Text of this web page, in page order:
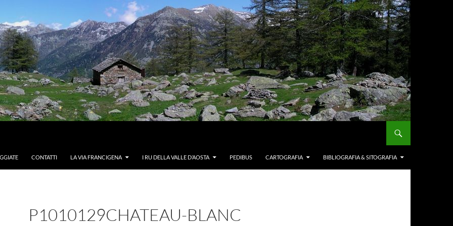
CONTATTI LA VIA FRANCIGENA I RU DELLA VALLE D’AOSTA PEDIBUS CARTOGRAFIA BIBLIOGRAFIA & SITOGRAFIA
P1010129CHATEAU-BLANC